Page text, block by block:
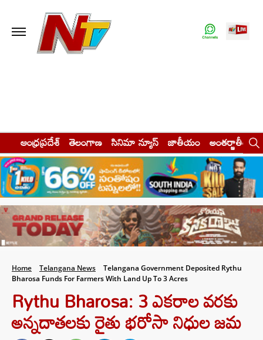
ఆంధ్రప్రదేశ్ తెలంగాణ సినిమా న్యూస్ జాతీయం అంతర్జాతీయం
Home Telangana News
Telangana Government Deposited Rythu
Bharosa Funds For Farmers With Land Up To 3 Acres
Rythu Bharosa: 3 ఎకరాల వరకు
అన్నదాతలకు రైతు భరోసా నిధుల జమ